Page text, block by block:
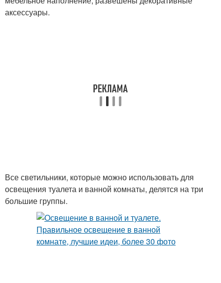
аксессуары.
Все светильники, которые можно использовать для
освещения туалета и ванной комнаты, делятся на три
большие группы.